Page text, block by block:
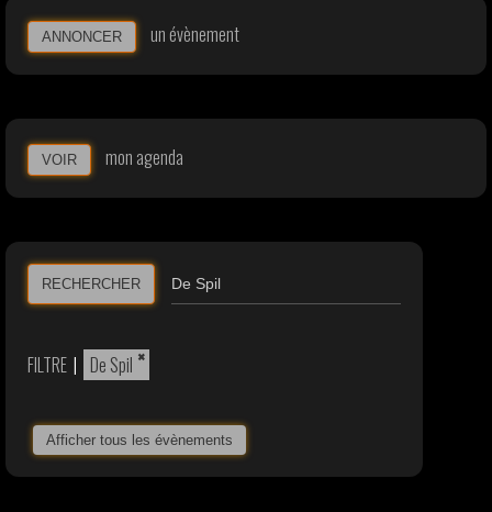
ANNONCER un évènement
VOIR mon agenda
RECHERCHER
FILTRE | ×
De Spil
Afficher tous les évènements